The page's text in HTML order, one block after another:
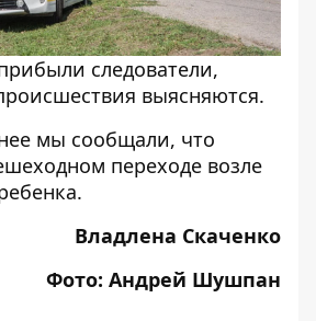
следователи,
выясняются.
мы сообщали, что
переходе возле
.
Владлена Скаченко
Фото: Андрей Шушпан